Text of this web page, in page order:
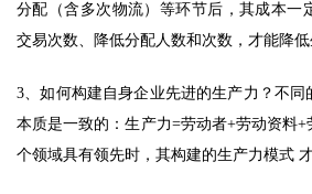
分配（含多次物流）等环节后，其成本一
交易次数、降低分配人数和次数，才能降低
3、如何构建自身企业先进的生产力？不同
本质是一致的：生产力=劳动者+劳动资料
个领域具有领先时，其构建的生产力模式